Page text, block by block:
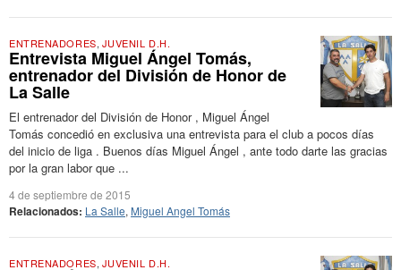
ENTRENADORES, JUVENIL D.H.
Entrevista Miguel Ángel Tomás,
entrenador del División de Honor de
La Salle
El entrenador del División de Honor , Miguel Ángel
Tomás concedió en exclusiva una entrevista para el club a pocos días
del inicio de liga . Buenos días Miguel Ángel , ante todo darte las gracias
por la gran labor que ...
4 de septiembre de 2015
Relacionados: La Salle, Miguel Angel Tomás
ENTRENADORES, JUVENIL D.H.